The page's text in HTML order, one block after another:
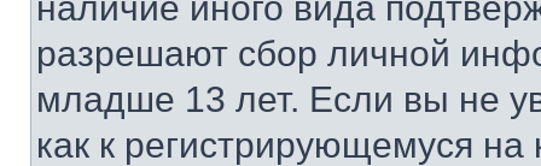
разрешают сбор личной
младше 13 лет. Если вы не
как к регистрирующемуся